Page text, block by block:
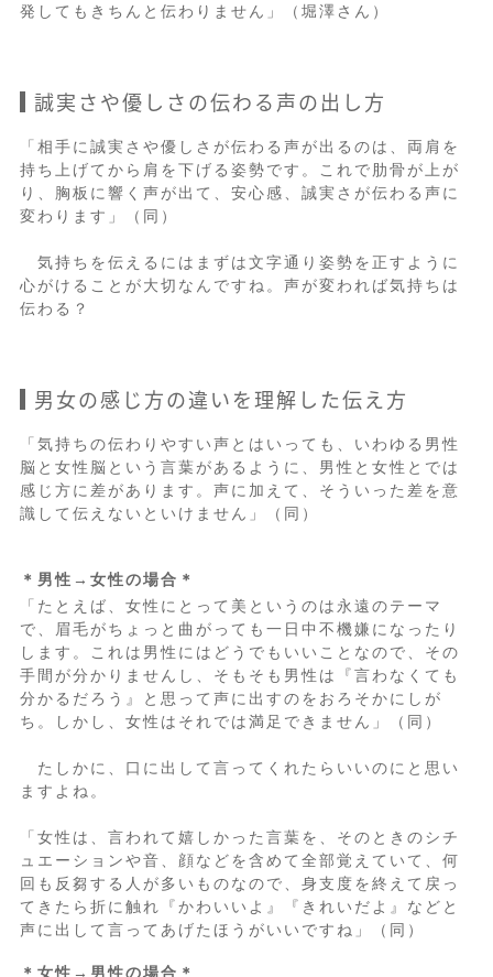
発してもきちんと伝わりません」（堀澤さん）
誠実さや優しさの伝わる声の出し方
「相手に誠実さや優しさが伝わる声が出るのは、両肩を
持ち上げてから肩を下げる姿勢です。これで肋骨が上が
り、胸板に響く声が出て、安心感、誠実さが伝わる声に
変わります」（同）
気持ちを伝えるにはまずは文字通り姿勢を正すように
心がけることが大切なんですね。声が変われば気持ちは
伝わる？
男女の感じ方の違いを理解した伝え方
「気持ちの伝わりやすい声とはいっても、いわゆる男性
脳と女性脳という言葉があるように、男性と女性とでは
感じ方に差があります。声に加えて、そういった差を意
識して伝えないといけません」（同）
＊男性→女性の場合＊
「たとえば、女性にとって美というのは永遠のテーマ
で、眉毛がちょっと曲がっても一日中不機嫌になったり
します。これは男性にはどうでもいいことなので、その
手間が分かりませんし、そもそも男性は『言わなくても
分かるだろう』と思って声に出すのをおろそかにしが
ち。しかし、女性はそれでは満足できません」（同）
たしかに、口に出して言ってくれたらいいのにと思い
ますよね。
「女性は、言われて嬉しかった言葉を、そのときのシチ
ュエーションや音、顔などを含めて全部覚えていて、何
回も反芻する人が多いものなので、身支度を終えて戻っ
てきたら折に触れ『かわいいよ』『きれいだよ』などと
声に出して言ってあげたほうがいいですね」（同）
＊女性→男性の場合＊